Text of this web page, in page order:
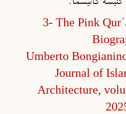
3- The Pink
Umberto
Journal of
Architecture,